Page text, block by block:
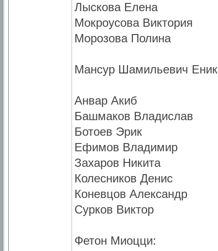
Лыскова Елена
Мокроусова Виктория
Морозова Полина
Мансур Шамильевич
Анвар Акиб
Башмаков Владислав
Ботоев Эрик
Ефимов Владимир
Захаров Никита
Колесников Денис
Коневцов Александр
Сурков Виктор
Фетон Миоцци: